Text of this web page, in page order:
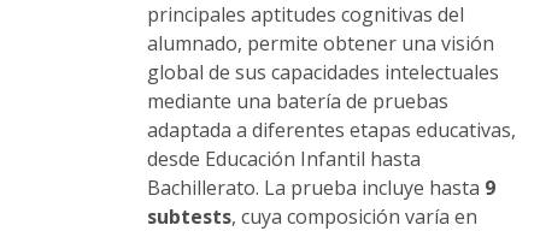
principales aptitudes cognitivas del
alumnado, permite obtener una visión
global de sus capacidades intelectuales
mediante una batería de pruebas
adaptada a diferentes etapas educativas,
desde Educación Infantil hasta
Bachillerato. La prueba incluye hasta 9
subtests, cuya composición varía en